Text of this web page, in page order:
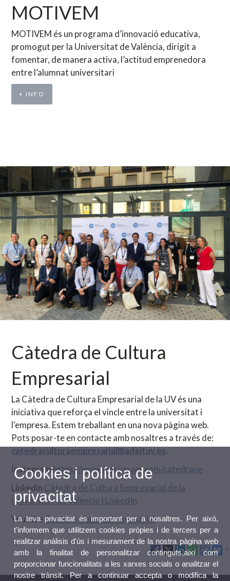
MOTIVEM
MOTIVEM és un programa d’innovació educativa,
promogut per la Universitat de València, dirigit a
fomentar, de manera activa, l’actitud emprenedora
entre l’alumnat universitari
+ INFO
Càtedra de Cultura
Empresarial
La Càtedra de Cultura Empresarial de la UV és una
iniciativa que reforça el vincle entre la universitat i
l'empresa. Estem treballant en una nova pàgina web.
Pots posar-te en contacte amb nosaltres a través de:
catedraculturaempresarial@adeituv.es.
Instagramhttps://www.instagram.com/catedrace
Linkedin Càtedra de Cultura Empresarial de la
Universitat de València | LinkedIn
Youtube Càtedra Cultura Empresarial
Cookies i política de
privacitat
La teva privacitat és important per a nosaltres. Per això,
t'informem que utilitzem cookies pròpies i de tercers per a
realitzar anàlisis d'ús i mesurament de la nostra pàgina web
amb la finalitat de personalitzar continguts,així com
proporcionar funcionalitats a les xarxes socials o analitzar el
nostre trànsit. Per a continuar accepta o modifica la